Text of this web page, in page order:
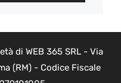
di WEB 365 SRL - Via
(RM) - Codice Fiscale